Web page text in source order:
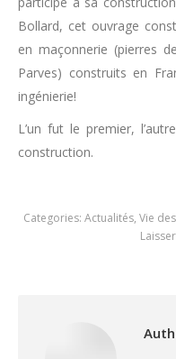
Bollard, cet ouvrage
en maçonnerie (pierres
Parves) construits en
ingénierie!
L’un fut le premier,
construction.
Categories: Actualités, Vie